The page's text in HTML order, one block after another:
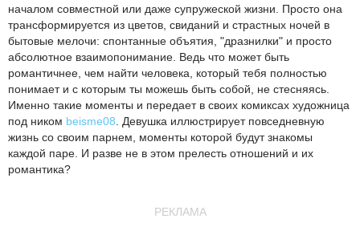
началом совместной или даже супружеской жизни. Просто она
трансформируется из цветов, свиданий и страстных ночей в
бытовые мелочи: спонтанные объятия, "дразнилки" и просто
абсолютное взаимопонимание. Ведь что может быть
романтичнее, чем найти человека, который тебя полностью
понимает и с которым ты можешь быть собой, не стесняясь.
Именно такие моменты и передает в своих комиксах художница
под ником beisme08 . Девушка иллюстрирует повседневную
жизнь со своим парнем, моменты которой будут знакомы
каждой паре. И разве не в этом прелесть отношений и их
романтика?
РЕКЛАМА